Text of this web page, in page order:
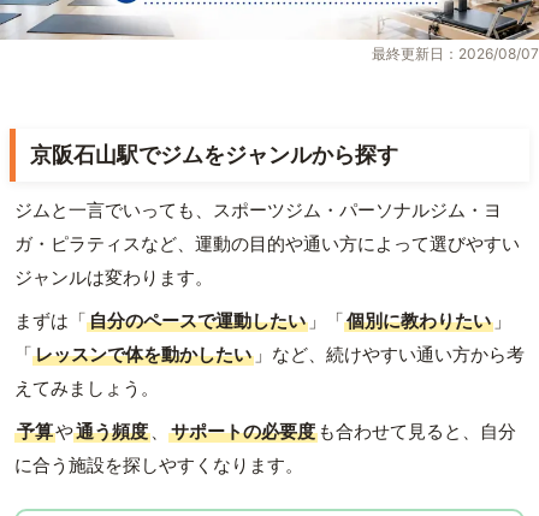
最終更新日：2026/08/07
京阪石山駅でジムをジャンルから探す
ジムと一言でいっても、スポーツジム・パーソナルジム・ヨ
ガ・ピラティスなど、運動の目的や通い方によって選びやすい
ジャンルは変わります。
まずは「自分のペースで運動したい 」「個別に教わりたい 」
「レッスンで体を動かしたい 」など、続けやすい通い方から考
えてみましょう。
予算や通う頻度 、 サポートの必要度 も合わせて見ると、自分
に合う施設を探しやすくなります。